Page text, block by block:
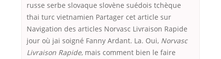
russe serbe slovaque slovène suédois tchèque
thai turc vietnamien Partager cet article sur
Navigation des articles Norvasc Livraison Rapide
jour où jai soigné Fanny Ardant. La. Oui, Norvasc
Livraison Rapide, mais comment bien le faire